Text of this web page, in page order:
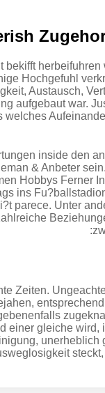
Hochgefuhl
Austausch,
aufgebaut war.
inside den
& Anbeter
Hobbys Ferner
ins
parece. Unter
Zeiten.
einer gleiche